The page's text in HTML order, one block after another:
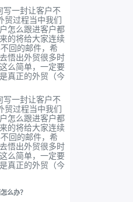
写一封让客户不
贸过程当中我们
怎么跟进客户都
的将给大家连续
回的邮件，希
悟出外贸很多时
么简单，一定要
真正的外贸（今
写一封让客户不
贸过程当中我们
怎么跟进客户都
的将给大家连续
回的邮件，希
悟出外贸很多时
么简单，一定要
真正的外贸（今
么办？